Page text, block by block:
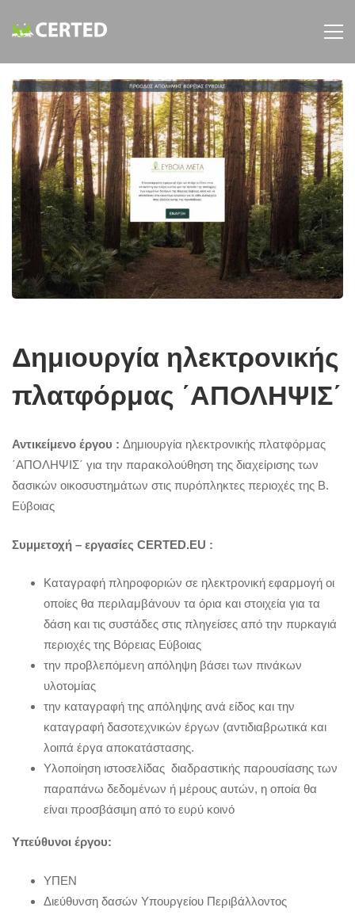
Δημιουργία
ηλεκτρονικής
πλατφόρμας
΄ΑΠΟΛΗΨΙΣ΄
Δημιουργία ηλεκτρονικής
πλατφόρμας ΄ΑΠΟΛΗΨΙΣ΄
Αντικείμενο έργου : Δημιουργία ηλεκτρονικής πλατφόρμας
΄ΑΠΟΛΗΨΙΣ΄ για την παρακολούθηση της διαχείρισης των
δασικών οικοσυστημάτων στις πυρόπληκτες περιοχές της Β.
Εύβοιας
Συμμετοχή – εργασίες CERTED.EU :
Καταγραφή πληροφοριών σε ηλεκτρονική εφαρμογή οι
οποίες θα περιλαμβάνουν τα όρια και στοιχεία για τα
δάση και τις συστάδες στις πληγείσες από την πυρκαγιά
περιοχές της Βόρειας Εύβοιας
την προβλεπόμενη απόληψη βάσει των πινάκων
υλοτομίας
την καταγραφή της απόληψης ανά είδος και την
καταγραφή δασοτεχνικών έργων (αντιδιαβρωτικά και
λοιπά έργα αποκατάστασης.
Υλοποίηση ιστοσελίδας διαδραστικής παρουσίασης των
παραπάνω δεδομένων ή μέρους αυτών, η οποία θα
είναι προσβάσιμη από το ευρύ κοινό
Υπεύθυνοι έργου:
ΥΠΕΝ
Διεύθυνση δασών Υπουργείου Περιβάλλοντος